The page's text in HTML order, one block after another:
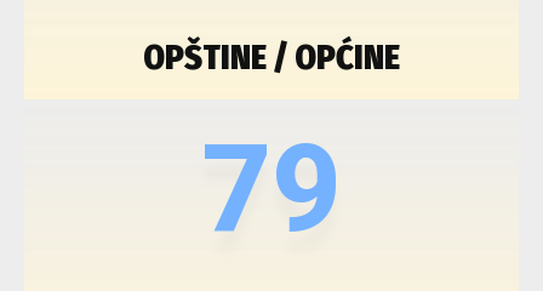
OPŠTINE / OPĆINE
79